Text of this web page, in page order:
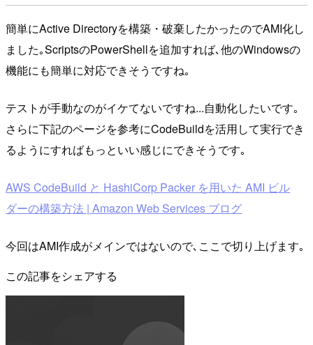
簡単にActive Directoryを構築・破棄したかったのでAMI化し
ました｡ScriptsのPowerShellを追加すれば､他のWindowsの
機能にも簡単に対応できそうですね｡
テストが手動なのがイケてないですね...自動化したいです｡
さらに下記のページを参考にCodeBuildを活用して実行でき
るようにすればもっといい感じにできそうです｡
AWS CodeBuild と HashiCorp Packer を用いた AMI ビル
ダーの構築方法 | Amazon Web Services ブログ
今回はAMI作成がメインではないので､ここで切り上げます｡
この記事をシェアする